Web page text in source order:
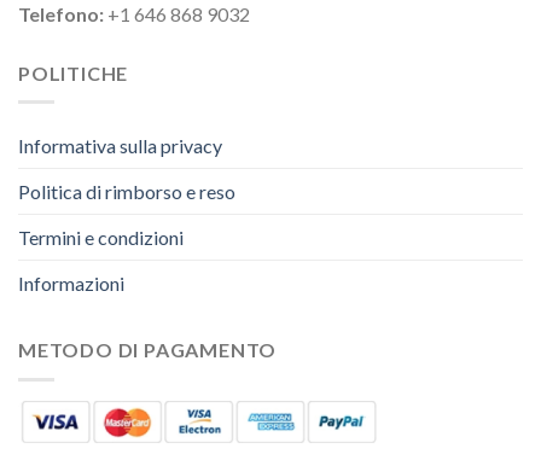
Telefono: +1 646 868 9032
POLITICHE
Informativa sulla privacy
Politica di rimborso e reso
Termini e condizioni
Informazioni
METODO DI PAGAMENTO